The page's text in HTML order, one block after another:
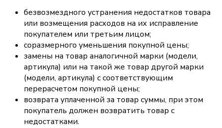
безвозмездного устранения недостатков товара
или возмещения расходов на их исправление
покупателем или третьим лицом;
соразмерного уменьшения покупной цены;
замены на товар аналогичной марки (модели,
артикула) или на такой же товар другой марки
(модели, артикула) с соответствующим
перерасчетом покупной цены;
возврата уплаченной за товар суммы, при этом
покупатель должен возвратить товар с
недостатками.